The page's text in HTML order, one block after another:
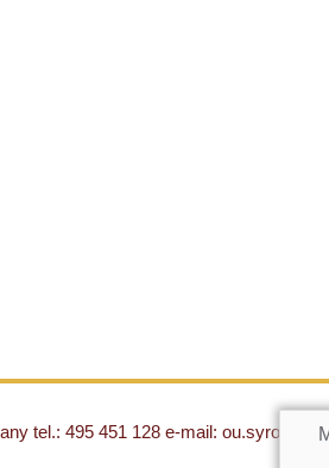
tel.: 495 451 128 e-mail: